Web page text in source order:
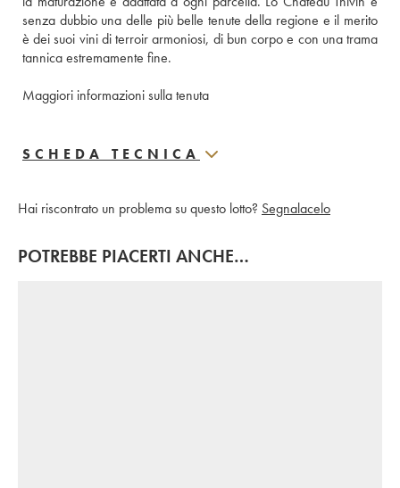
senza dubbio una delle più belle tenute della regione e il merito
è dei suoi vini di terroir armoniosi, di bun corpo e con una trama
tannica estremamente fine.
Maggiori informazioni sulla tenuta
SCHEDA TECNICA
Hai riscontrato un problema su questo lotto? Segnalacelo
POTREBBE PIACERTI ANCHE…